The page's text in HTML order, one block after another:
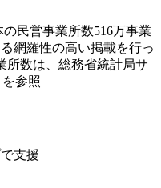
民営事業所数516万事業
網羅性の高い掲載を行っ
所数は、総務省統計局サ
を参照
支援